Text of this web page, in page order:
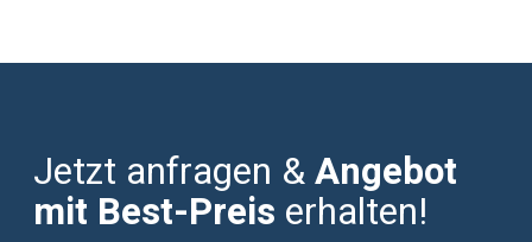
Jetzt anfragen &Angebot
mit Best-Preis erhalten!